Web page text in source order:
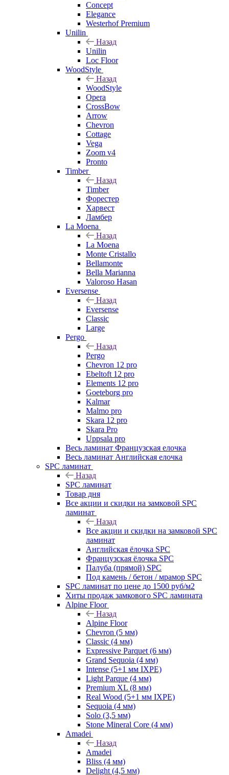
Concept
Elegance
Westerhof Premium
Unilin
Назад
Unilin
Loc Floor
WoodStyle
Назад
WoodStyle
Opera
CrossBow
Arrow
Chevron
Cottage
Vega
Zoom v4
Pronto
Timber
Назад
Timber
Форестер
Харвест
Ламбер
La Moena
Назад
La Moena
Monte Cristallo
Bellamonte
Bella Marianna
Valoroso Hasan
Eversense
Назад
Eversense
Classic
Large
Pergo
Назад
Pergo
Chevron 12 pro
Ebeltoft 12 pro
Elements 12 pro
Goeteborg pro
Kalmar
Malmo pro
Skara 12 pro
Skara Pro
Uppsala pro
Весь ламинат Французская елочка
Весь ламинат Английская елочка
SPC ламинат
Назад
SPC ламинат
Товар дня
Все акции и скидки на замковой SPC
ламинат
Назад
Все акции и скидки на замковой SPC
ламинат
Английская ёлочка SPC
Французская ёлочка SPC
Палуба (прямой) SPC
Под камень / бетон / мрамор SPC
SPC ламинат по цене до 1500 руб/м2
Хиты продаж замкового SPC ламината
Alpine Floor
Назад
Alpine Floor
Chevron (5 мм)
Classic (4 мм)
Expressive Parquet (6 мм)
Grand Sequoia (4 мм)
Intense (5+1 мм IXPE)
Light Parque (4 мм)
Premium XL (8 мм)
Real Wood (5+1 мм IXPE)
Sequoia (4 мм)
Solo (3,5 мм)
Stone Mineral Core (4 мм)
Amadei
Назад
Amadei
Bliss (4 мм)
Delight (4,5 мм)